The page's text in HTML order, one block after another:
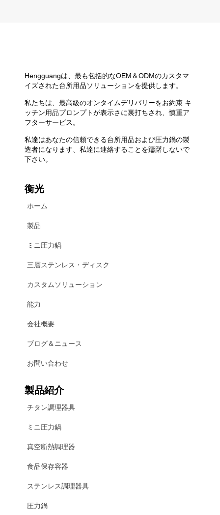
Hengguangは、最も包括的なOEM＆ODMのカスタマ
イズされた台所用品ソリューションを提供します。
私たちは、最高級のオンタイムデリバリーをお約束 キ
ッチン用品プロンプトが表示さに裏打ちされ、慎重ア
フターサービス。
私達はあなたの信頼できる台所用品および圧力鍋の製
造者になります、私達に連絡することを躊躇しないで
下さい。
衡光
ホーム
製品
ミニ圧力鍋
三層ステンレス・ディスク
カスタムソリューション
能力
会社概要
ブログ＆ニュース
お問い合わせ
製品紹介
チタン調理器具
ミニ圧力鍋
真空断熱調理器
食品保存容器
ステンレス調理器具
圧力鍋